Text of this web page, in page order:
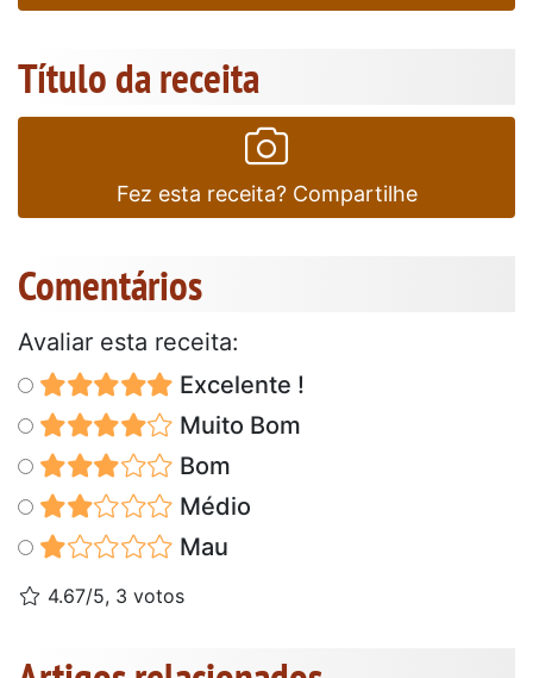
Título da receita
Fez esta receita? Compartilhe
Comentários
Avaliar esta receita:
Excelente !
Muito Bom
Bom
Médio
Mau
4.67/5, 3 votos